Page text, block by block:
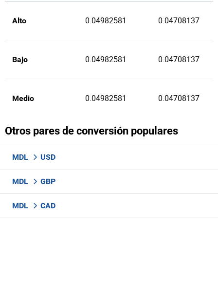
Alto 0.04982581 0.04708137
Bajo 0.04982581 0.04708137
Medio 0.04982581 0.04708137
Otros pares de conversión populares
MDL USD
MDL GBP
MDL CAD